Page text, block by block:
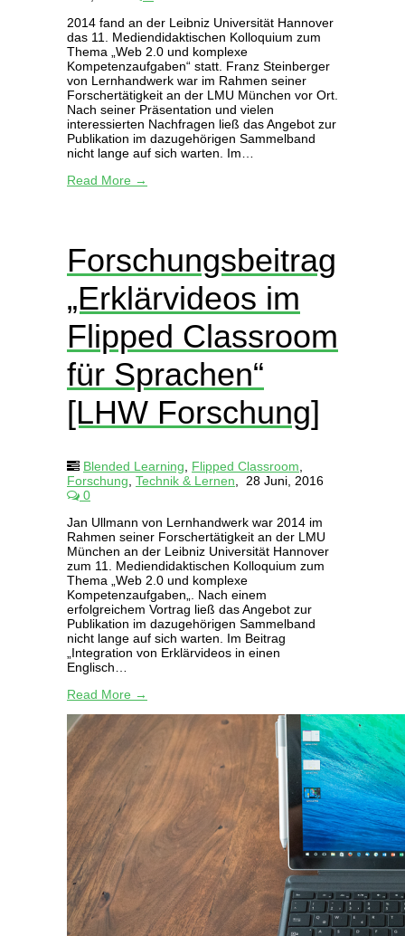
2014 fand an der Leibniz Universität Hannover
das 11. Mediendidaktischen Kolloquium zum
Thema „Web 2.0 und komplexe
Kompetenzaufgaben“ statt. Franz Steinberger
von Lernhandwerk war im Rahmen seiner
Forschertätigkeit an der LMU München vor Ort.
Nach seiner Präsentation und vielen
interessierten Nachfragen ließ das Angebot zur
Publikation im dazugehörigen Sammelband
nicht lange auf sich warten. Im…
Read More →
Forschungsbeitrag
„Erklärvideos im
Flipped Classroom
für Sprachen“
[LHW Forschung]
Blended Learning Flipped Classroom
Forschung Technik & Lernen
28 Juni, 2016
0
Jan Ullmann von Lernhandwerk war 2014 im
Rahmen seiner Forschertätigkeit an der LMU
München an der Leibniz Universität Hannover
zum 11. Mediendidaktischen Kolloquium zum
Thema „Web 2.0 und komplexe
Kompetenzaufgaben„. Nach einem
erfolgreichem Vortrag ließ das Angebot zur
Publikation im dazugehörigen Sammelband
nicht lange auf sich warten. Im Beitrag
„Integration von Erklärvideos in einen
Englisch…
Read More →